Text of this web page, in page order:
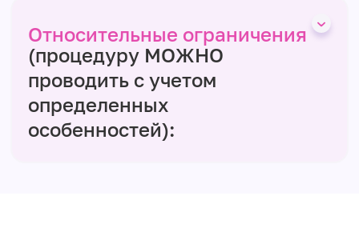
Относительные ограничения
(процедуру МОЖНО
проводить с учетом
определенных
особенностей):